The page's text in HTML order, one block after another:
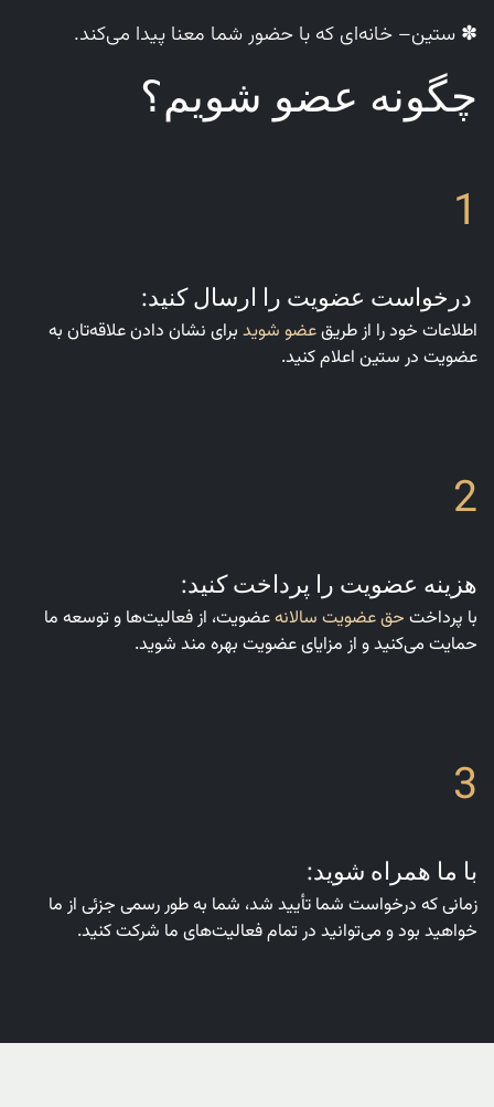
✽ ستین– خانه‌ای که با حضور شما معنا پیدا می‌کند.
چگونه عضو شویم؟
1
درخواست عضویت را ارسال کنید:
اطلاعات خود را از طریقعضو شوید برای نشان دادن علاقه‌تان به
عضویت در ستین اعلام کنید.
2
هزینه عضویت را پرداخت کنید:
با پرداخت حق عضویت سالانهعضویت، از فعالیت‌ها و توسعه ما
حمایت می‌کنید و از مزایای عضویت بهره مند شوید.
3
با ما همراه شوید:
زمانی که درخواست شما تأیید شد، شما به طور رسمی جزئی از ما
خواهید بود و می‌توانید در تمام فعالیت‌های ما شرکت کنید.